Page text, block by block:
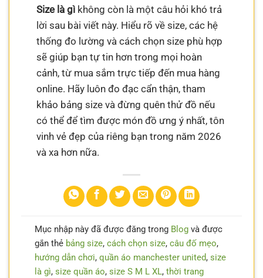
Size là gì không còn là một câu hỏi khó trả
lời sau bài viết này. Hiểu rõ về size, các hệ
thống đo lường và cách chọn size phù hợp
sẽ giúp bạn tự tin hơn trong mọi hoàn
cảnh, từ mua sắm trực tiếp đến mua hàng
online. Hãy luôn đo đạc cẩn thận, tham
khảo bảng size và đừng quên thử đồ nếu
có thể để tìm được món đồ ưng ý nhất, tôn
vinh vẻ đẹp của riêng bạn trong năm 2026
và xa hơn nữa.
Mục nhập này đã được đăng trong Blogvà được
gắn thẻ bảng size, cách chọn size, câu đố mẹo,
hướng dẫn chơi, quần áo manchester united, size
là gì, size quần áo, size S M L XL, thời trang